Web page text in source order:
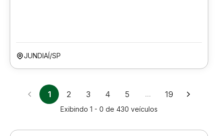
JUNDIAÍ/SP
1 2 3 4 5 … 19
Exibindo 1 - 0 de 430 veículos